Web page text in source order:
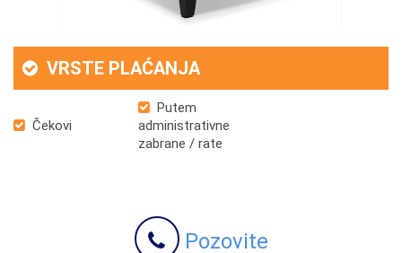
VRSTE PLAĆANJA
Čekovi
Putem
administrativne
zabrane / rate
Pozovite